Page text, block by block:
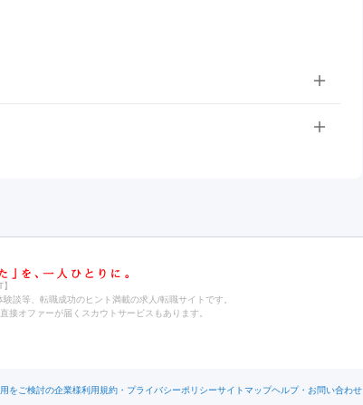
談等、転職成功のヒント満載の求人/転職サイトです。
接オファーが届くスカウトサービスもあります。
をご検討の企業様利用規約・プライバシーポリシーサイトマップヘルプ・お問い合わせ